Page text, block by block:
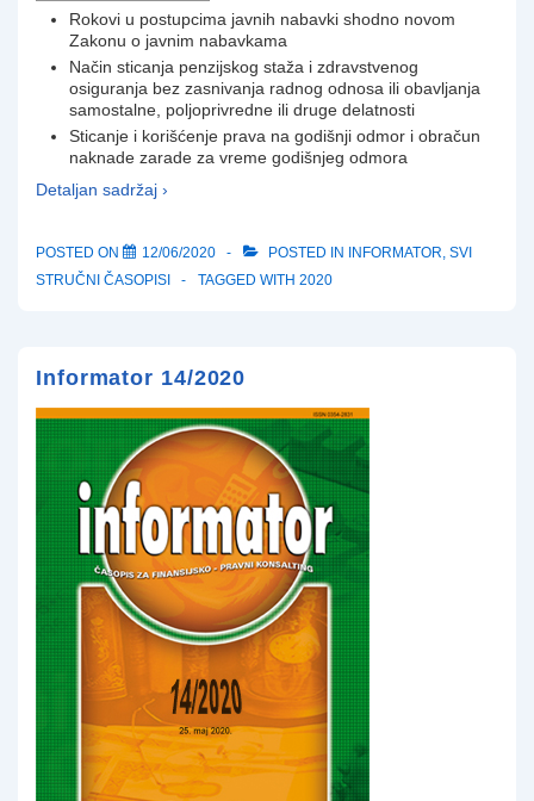
Rokovi u postupcima javnih nabavki shodno novom
Zakonu o javnim nabavkama
Način sticanja penzijskog staža i zdravstvenog
osiguranja bez zasnivanja radnog odnosa ili obavljanja
samostalne, poljoprivredne ili druge delatnosti
Sticanje i korišćenje prava na godišnji odmor i obračun
naknade zarade za vreme godišnjeg odmora
Detaljan sadržaj ›
POSTED ON 12/06/2020 POSTED IN INFORMATOR SVI
STRUČNI ČASOPISI
TAGGED WITH 2020
Informator 14/2020